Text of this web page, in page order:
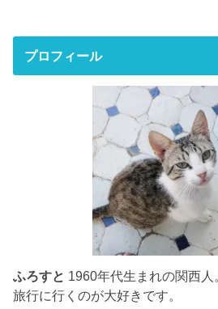
プロフィール
ふろすと 1960年代生まれの関西人
旅行に行くのが大好きです。